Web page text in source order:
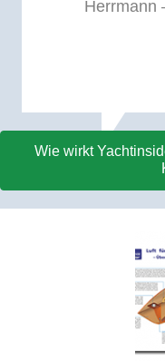
Herrmann
Wie wirkt